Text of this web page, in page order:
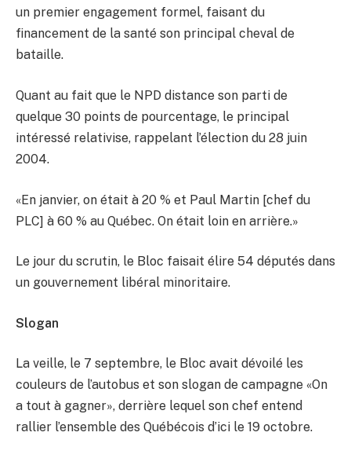
un premier engagement formel, faisant du
financement de la santé son principal cheval de
bataille.
Quant au fait que le NPD distance son parti de
quelque 30 points de pourcentage, le principal
intéressé relativise, rappelant l’élection du 28 juin
2004.
«En janvier, on était à 20 % et Paul Martin [chef du
PLC] à 60 % au Québec. On était loin en arrière.»
Le jour du scrutin, le Bloc faisait élire 54 députés dans
un gouvernement libéral minoritaire.
Slogan
La veille, le 7 septembre, le Bloc avait dévoilé les
couleurs de l’autobus et son slogan de campagne «On
a tout à gagner», derrière lequel son chef entend
rallier l’ensemble des Québécois d’ici le 19 octobre.